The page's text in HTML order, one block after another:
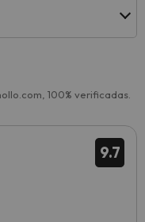
100% verificadas.
9.7